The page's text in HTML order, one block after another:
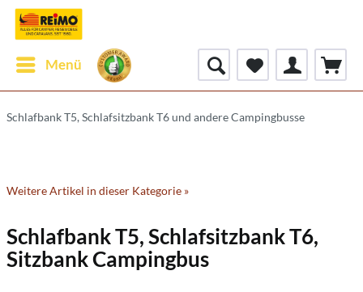
Menü
Schlafbank T5, Schlafsitzbank T6 und andere Campingbusse
Weitere Artikel in dieser Kategorie »
Schlafbank T5, Schlafsitzbank T6,
Sitzbank Campingbus